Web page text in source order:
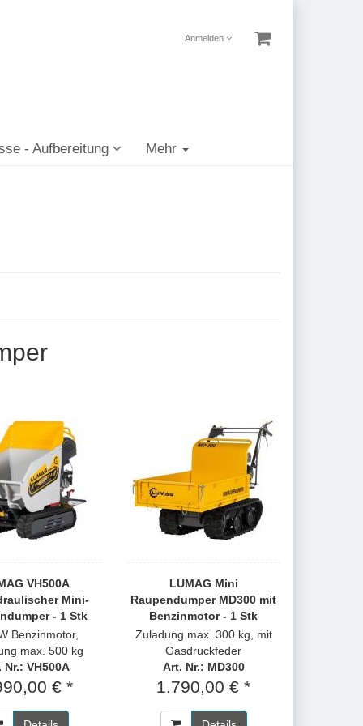
Anmelden
- Aufbereitung Mehr
VH500A
Mini-
- 1 Stk
Benzinmotor,
max. 500 kg
Nr.: VH500A
€ *
LUMAG Mini
Raupendumper MD300 mit
Benzinmotor - 1 Stk
Zuladung max. 300 kg, mit
Gasdruckfeder
Art. Nr.: MD300
1.790,00 € *